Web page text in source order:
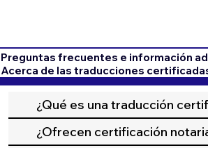
Preguntas frecuentes e información
Acerca de las traducciones
¿Qué es una traducción
¿Ofrecen certificación